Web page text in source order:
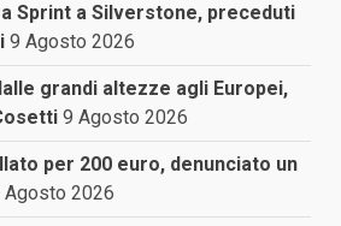
Sprint a Silverstone, preceduti
9 Agosto 2026
grandi altezze agli Europei,
9 Agosto 2026
per 200 euro, denunciato un
Agosto 2026